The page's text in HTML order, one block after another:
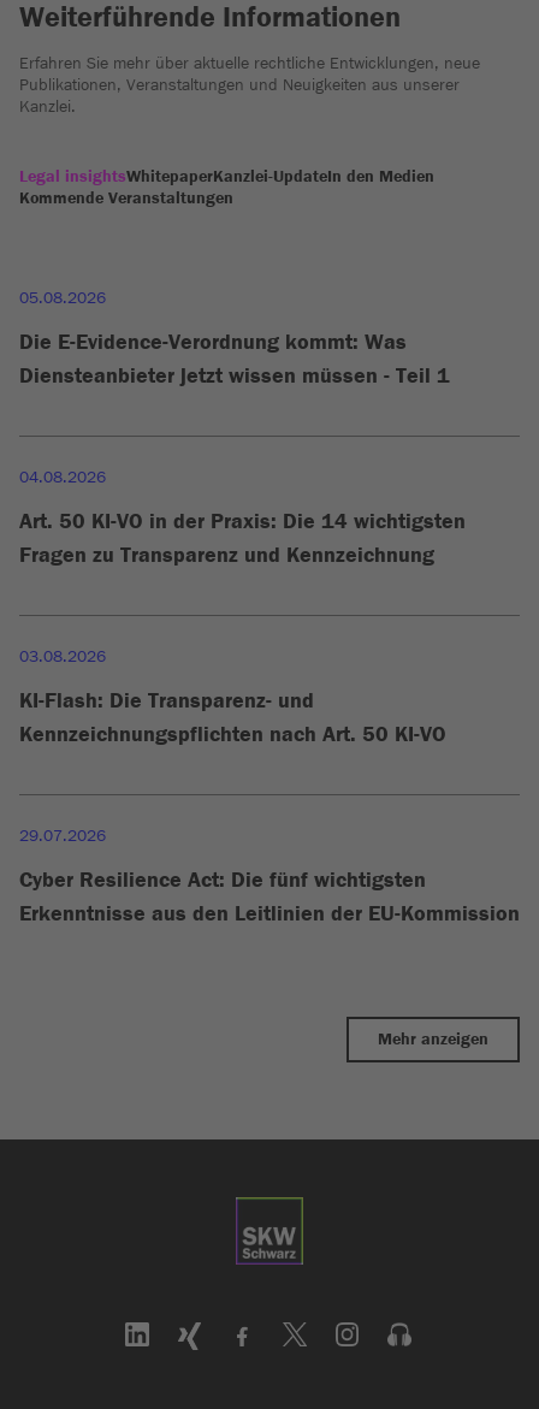
Weiterführende Informationen
Erfahren Sie mehr über aktuelle rechtliche Entwicklungen, neue
Publikationen, Veranstaltungen und Neuigkeiten aus unserer
Kanzlei.
Legal insightsWhitepaperKanzlei-UpdateIn den Medien
Kommende Veranstaltungen
05.08.2026
Die E-Evidence-Verordnung kommt: Was
Diensteanbieter jetzt wissen müssen - Teil 1
04.08.2026
Art. 50 KI-VO in der Praxis: Die 14 wichtigsten
Fragen zu Transparenz und Kennzeichnung
03.08.2026
KI-Flash: Die Transparenz- und
Kennzeichnungspflichten nach Art. 50 KI-VO
29.07.2026
Cyber Resilience Act: Die fünf wichtigsten
Erkenntnisse aus den Leitlinien der EU-Kommission
Mehr anzeigen